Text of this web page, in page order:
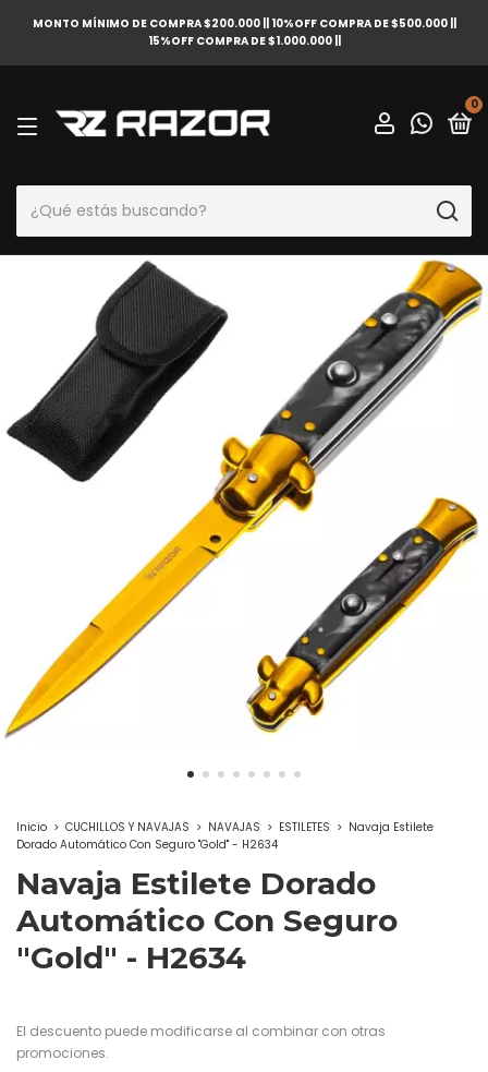
MONTO MÍNIMO DE COMPRA $200.000 || 10%OFF COMPRA DE $500.000 ||
15%OFF COMPRA DE $1.000.000 ||
0
Inicio > CUCHILLOS Y NAVAJAS > NAVAJAS > ESTILETES > Navaja Estilete
Dorado Automático Con Seguro "Gold" - H2634
Navaja Estilete Dorado
Automático Con Seguro
"Gold" - H2634
El descuento puede modificarse al combinar con otras
promociones.